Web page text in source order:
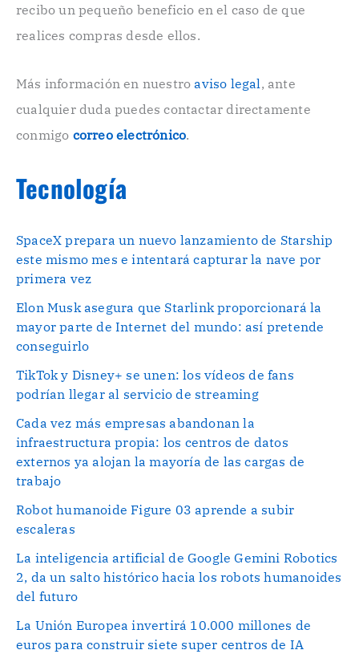
ó
n
o
.
recibo un pequeño beneficio en el caso de que
realices compras desde ellos.
Más información en nuestroaviso legal , ante
cualquier duda puedes contactar directamente
conmigo correo electrónico.
Tecnología
SpaceX prepara un nuevo lanzamiento de Starship
este mismo mes e intentará capturar la nave por
primera vez
Elon Musk asegura que Starlink proporcionará la
mayor parte de Internet del mundo: así pretende
conseguirlo
TikTok y Disney+ se unen: los vídeos de fans
podrían llegar al servicio de streaming
Cada vez más empresas abandonan la
infraestructura propia: los centros de datos
externos ya alojan la mayoría de las cargas de
trabajo
Robot humanoide Figure 03 aprende a subir
escaleras
La inteligencia artificial de Google Gemini Robotics
2, da un salto histórico hacia los robots humanoides
del futuro
La Unión Europea invertirá 10.000 millones de
euros para construir siete super centros de IA